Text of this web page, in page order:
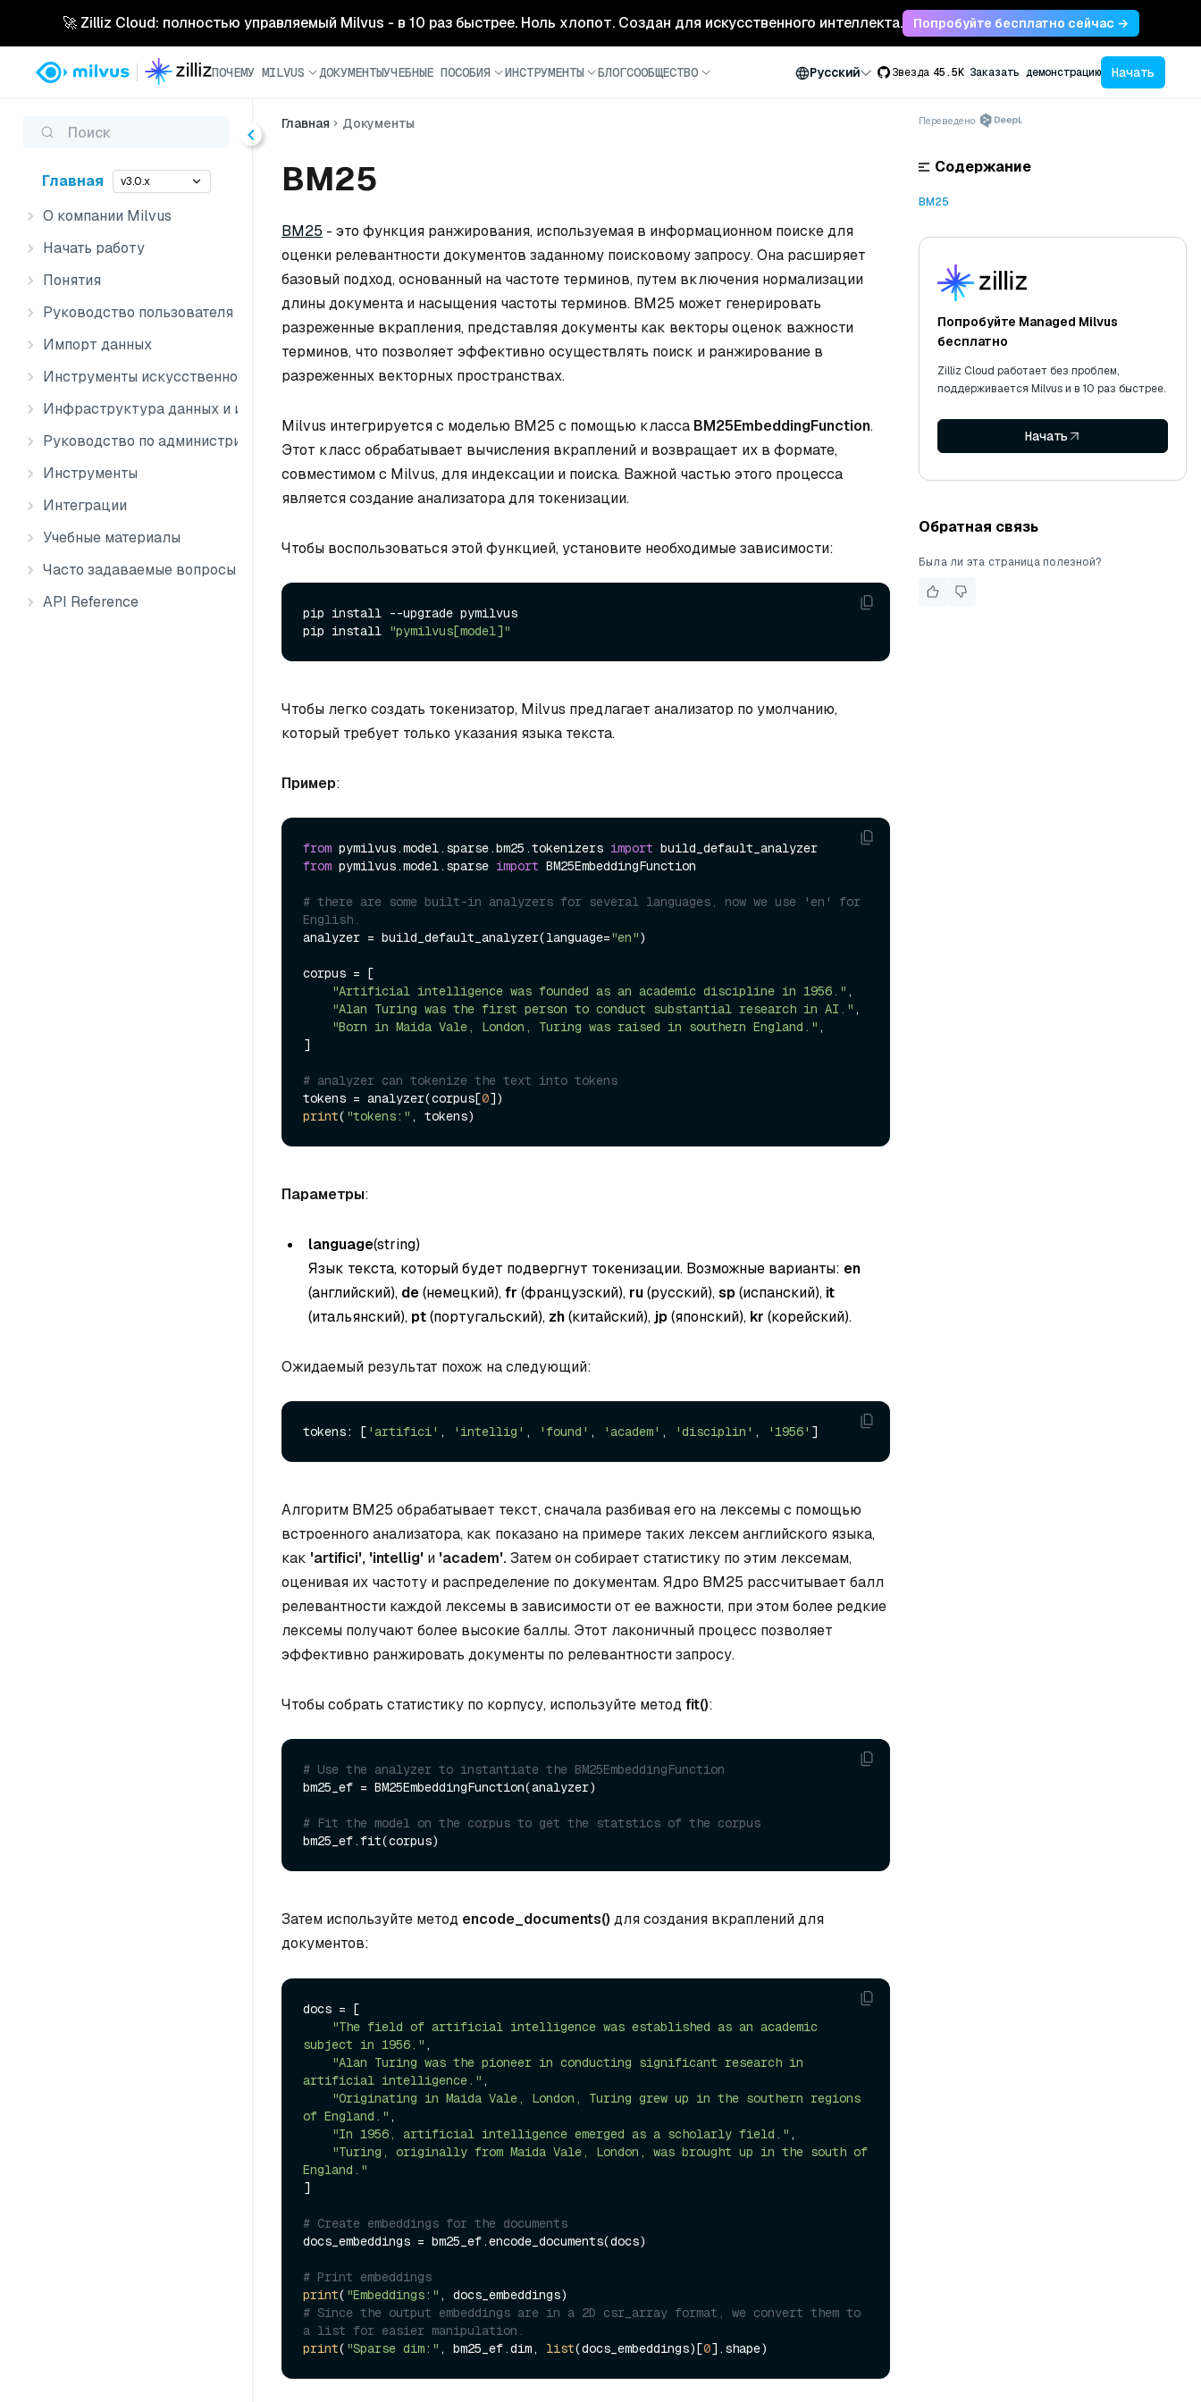
🚀 Zilliz Cloud: полностью управляемый Milvus - в 10 раз быстрее. Ноль хлопот. Создан для искусственного интеллекта. Попробуйте бесплатно сейчас →
ПОЧЕМУ MILVUS ДОКУМЕНТЫУЧЕБНЫЕ ПОСОБИЯ ИНСТРУМЕНТЫ БЛОГСООБЩЕСТВО Русский Звезда 45.5K Заказать демонстрацию Начать
Поиск
Главная v3.0.x
О компании Milvus
Начать работу
Понятия
Руководство пользователя
Импорт данных
Инструменты искусственного интеллекта
Инфраструктура данных и интеграция
Руководство по администрированию
Инструменты
Интеграции
Учебные материалы
Часто задаваемые вопросы
API Reference
Главная Документы
BM25
BM25 - это функция ранжирования, используемая в информационном поиске для
оценки релевантности документов заданному поисковому запросу. Она расширяет
базовый подход, основанный на частоте терминов, путем включения нормализации
длины документа и насыщения частоты терминов. BM25 может генерировать
разреженные вкрапления, представляя документы как векторы оценок важности
терминов, что позволяет эффективно осуществлять поиск и ранжирование в
разреженных векторных пространствах.
Milvus интегрируется с моделью BM25 с помощью класса BM25EmbeddingFunction.
Этот класс обрабатывает вычисления вкраплений и возвращает их в формате,
совместимом с Milvus, для индексации и поиска. Важной частью этого процесса
является создание анализатора для токенизации.
Чтобы воспользоваться этой функцией, установите необходимые зависимости:
pip install --upgrade pymilvus
pip install "pymilvus[model]"
Чтобы легко создать токенизатор, Milvus предлагает анализатор по умолчанию,
который требует только указания языка текста.
Пример:
from pymilvus.model.sparse.bm25.tokenizers import
from pymilvus.model.sparse import BM25EmbeddingFunction
# there are some built-in analyzers for several languages, now we use 'en' for
English.
analyzer = build_default_analyzer(language="en")
corpus = [
"Artificial intelligence was founded as an academic discipline in 1956." ,
"Alan Turing was the first person to conduct substantial research in AI." ,
"Born in Maida Vale, London, Turing was raised in southern England." ,
]
# analyzer can tokenize the text into tokens
tokens = analyzer(corpus[0
print( "tokens:"
Параметры:
language(string)
Язык текста, который будет подвергнут токенизации. Возможные варианты: en
(английский), de(немецкий),fr (французский), ru(русский),sp(испанский), it
(итальянский), pt(португальский), zh(китайский), jp(японский), kr (корейский).
Ожидаемый результат похож на следующий:
tokens: [ 'artifici' , 'intellig' , 'found' , 'academ' , 'disciplin' , '1956'
Алгоритм BM25 обрабатывает текст, сначала разбивая его на лексемы с помощью
встроенного анализатора, как показано на примере таких лексем английского языка,
как 'artifici', 'intellig' и 'academ'.Затем он собирает статистику по этим лексемам,
оценивая их частоту и распределение по документам. Ядро BM25 рассчитывает балл
релевантности каждой лексемы в зависимости от ее важности, при этом более редкие
лексемы получают более высокие баллы. Этот лаконичный процесс позволяет
эффективно ранжировать документы по релевантности запросу.
Чтобы собрать статистику по корпусу, используйте методfit():
# Use the analyzer to instantiate the BM25EmbeddingFunction
bm25_ef = BM25EmbeddingFunction(analyzer)
# Fit the model on the corpus to get the statstics of the corpus
Затем используйте метод encode_documents() для создания вкраплений для
документов:
docs = [
"The field of artificial intelligence was established as an academic
subject in 1956." ,
"Alan Turing was the pioneer in conducting significant research in
artificial intelligence." ,
"Originating in Maida Vale, London, Turing grew up in the southern regions
of England." ,
"In 1956, artificial intelligence emerged as a scholarly field." ,
"Turing, originally from Maida Vale, London, was brought up in the south of
England."
]
# Create embeddings for the documents
docs_embeddings = bm25_ef.encode_documents(docs)
# Print embeddings
print( "Embeddings:"
# Since the output embeddings are in a 2D csr_array format, we convert them to
a list for easier manipulation.
print( "Sparse dim:" , bm25_ef.dim, list(docs_embeddings)[0
Переведено
Содержание
BM25
Попробуйте Managed Milvus
бесплатно
Zilliz Cloud работает без проблем,
поддерживается Milvus и в 10 раз быстрее.
Начать
Обратная связь
Была ли эта страница полезной?